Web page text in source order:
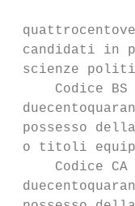
candidati in
scienze
Codice BS
possesso
o titoli
Codice CA